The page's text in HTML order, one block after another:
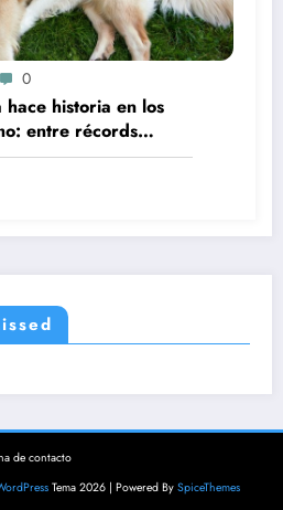
0
historia en los
entre récords
ancestral
de contacto
Tema 2026 | Powered By SpiceThemes